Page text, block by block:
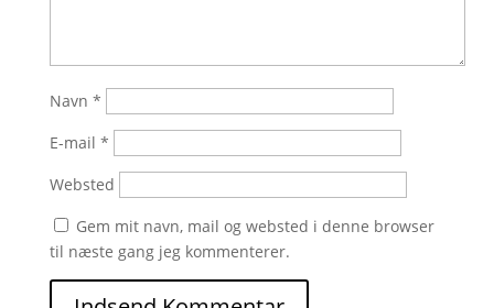
Navn *
E-mail *
Websted
Gem mit navn, mail og websted i denne browser
til næste gang jeg kommenterer.